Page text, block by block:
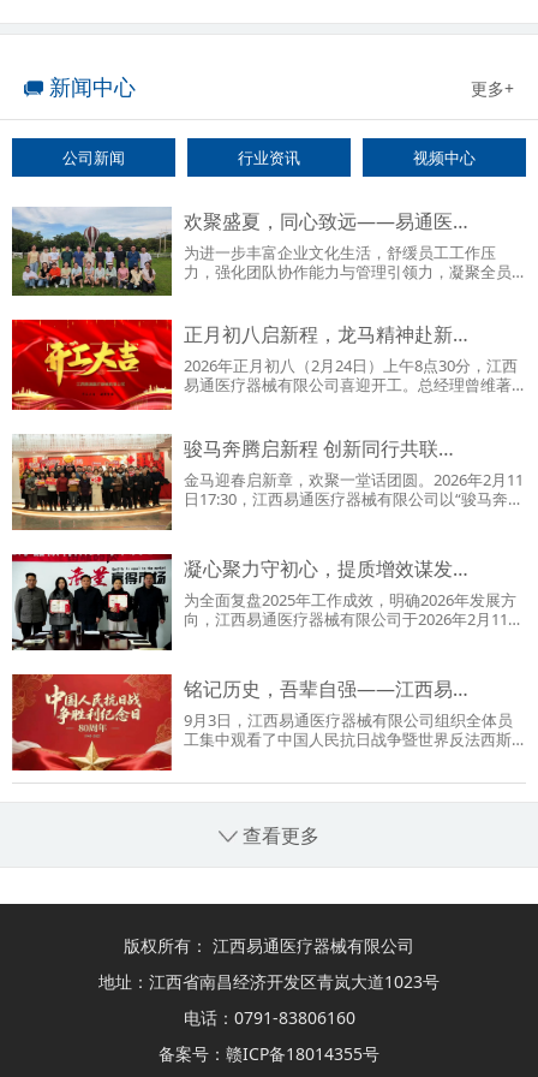
新闻中心 更多+
公司新闻 行业资讯 视频中心
欢聚盛夏，同心致远——易通医…
为进一步丰富企业文化生活，舒缓员工工作压
力，强化团队协作能力与管理引领力，凝聚全员
正月初八启新程，龙马精神赴新…
2026年正月初八（2月24日）上午8点30分，江西
易通医疗器械有限公司喜迎开工。总经理曾维著
骏马奔腾启新程 创新同行共联…
金马迎春启新章，欢聚一堂话团圆。2026年2月11
日17:30，江西易通医疗器械有限公司以“骏马奔
凝心聚力守初心，提质增效谋发…
为全面复盘2025年工作成效，明确2026年发展方
向，江西易通医疗器械有限公司于2026年2月11日
铭记历史，吾辈自强——江西易…
9月3日，江西易通医疗器械有限公司组织全体员
工集中观看了中国人民抗日战争暨世界反法西斯
查看更多
版权所有： 江西易通医疗器械有限公司
地址：江西省南昌经济开发区青岚大道1023号
电话：0791-83806160
备案号： 赣ICP备18014355号